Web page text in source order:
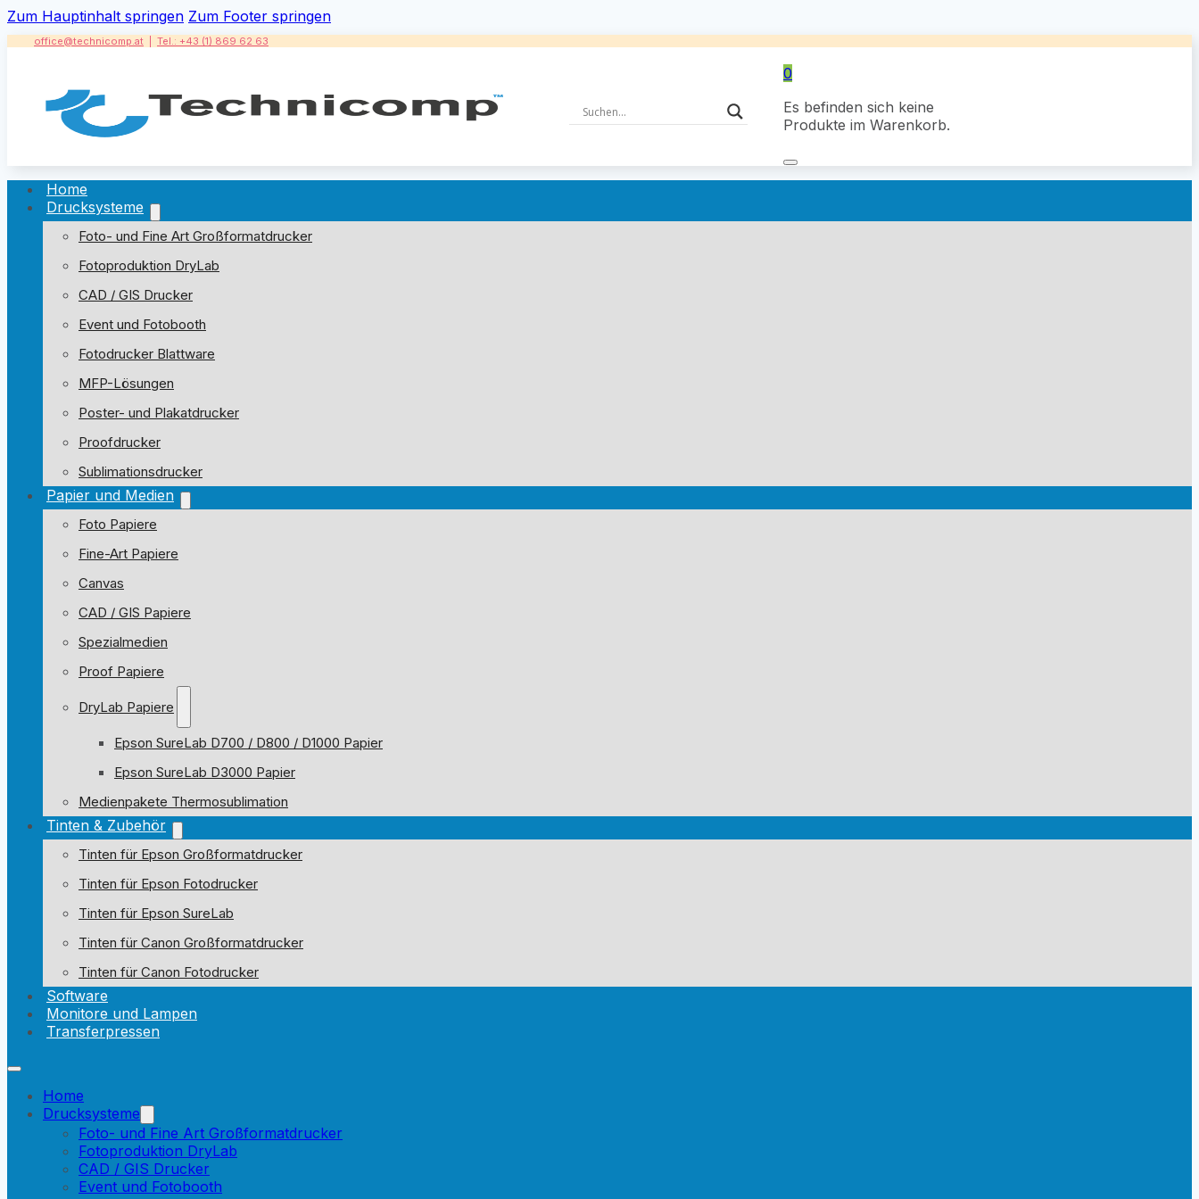
Zum Hauptinhalt springen Zum Footer springen
office@technicomp.at Tel.: +43 (1) 869 62 63
0
Es befinden sich keine
Produkte im Warenkorb.
Home
Drucksysteme
Foto- und Fine Art Großformatdrucker
Fotoproduktion DryLab
CAD / GIS Drucker
Event und Fotobooth
Fotodrucker Blattware
MFP-Lösungen
Poster- und Plakatdrucker
Proofdrucker
Sublimationsdrucker
Papier und Medien
Foto Papiere
Fine-Art Papiere
Canvas
CAD / GIS Papiere
Spezialmedien
Proof Papiere
DryLab Papiere
Epson SureLab D700 / D800 / D1000 Papier
Epson SureLab D3000 Papier
Medienpakete Thermosublimation
Tinten & Zubehör
Tinten für Epson Großformatdrucker
Tinten für Epson Fotodrucker
Tinten für Epson SureLab
Tinten für Canon Großformatdrucker
Tinten für Canon Fotodrucker
Software
Monitore und Lampen
Transferpressen
Home
Drucksysteme
Foto- und Fine Art Großformatdrucker
Fotoproduktion DryLab
CAD / GIS Drucker
Event und Fotobooth